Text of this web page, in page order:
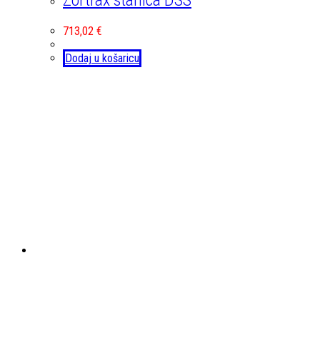
713,02 €
Dodaj u košaricu